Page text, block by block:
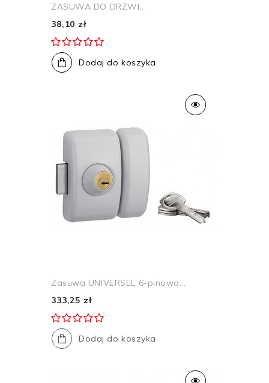
ZASUWA DO DRZWI...
38,10 zł
Dodaj do koszyka
Zasuwa UNIVERSEL 6-pinowa...
333,25 zł
Dodaj do koszyka